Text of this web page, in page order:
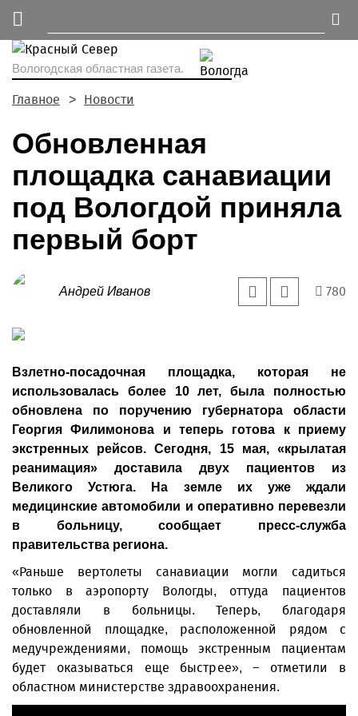
Вологодская областная газета.
Главное Новости
Обновленная
площадка санавиации
под Вологдой приняла
первый борт
Андрей Иванов 780
Взлетно-посадочная площадка, которая не
использовалась более 10 лет, была полностью
обновлена по поручению губернатора области
Георгия Филимонова и теперь готова к приему
экстренных рейсов. Сегодня, 15 мая, «крылатая
реанимация» доставила двух пациентов из
Великого Устюга. На земле их уже ждали
медицинские автомобили и оперативно перевезли
в больницу, сообщает пресс-служба
правительства региона.
«Раньше вертолеты санавиации могли садиться
только в аэропорту Вологды, оттуда пациентов
доставляли в больницы. Теперь, благодаря
обновленной площадке, расположенной рядом с
медучреждениями, помощь экстренным пациентам
будет оказываться еще быстрее», – отметили в
областном министерстве здравоохранения.